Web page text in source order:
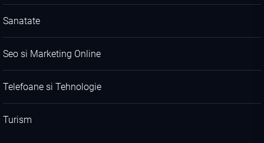
Sanatate
Seo si Marketing Online
Telefoane si Tehnologie
Turism